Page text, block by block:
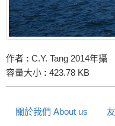
作者 : C.Y. Tang 2014年攝
容量大小 : 423.78 KB
關於我們 About us